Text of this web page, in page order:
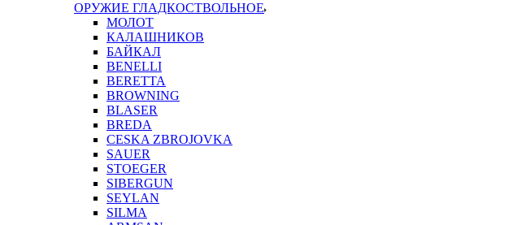
ОРУЖИЕ ГЛАДКОСТВОЛЬНОЕ
МОЛОТ
КАЛАШНИКОВ
БАЙКАЛ
BENELLI
BERETTA
BROWNING
BLASER
BREDA
CESKA ZBROJOVKA
SAUER
STOEGER
SIBERGUN
SEYLAN
SILMA